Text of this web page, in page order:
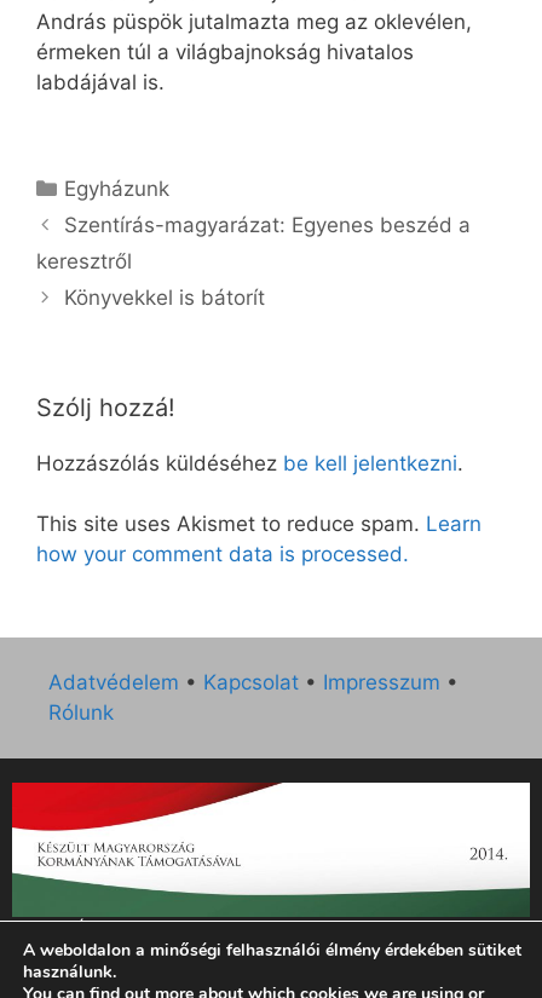
András püspök jutalmazta meg az oklevélen,
érmeken túl a világbajnokság hivatalos
labdájával is.
Kategória
Egyházunk
Szentírás-magyarázat: Egyenes beszéd a
keresztről
Könyvekkel is bátorít
Szólj hozzá!
Hozzászólás küldéséhez be kell jelentkezni.
This site uses Akismet to reduce spam. Learn
how your comment data is processed.
Adatvédelem • Kapcsolat • Impresszum •
Rólunk
„Az Új Ember katolikus hetilap 2014. évi működésének
támogatását az EGYH-KCP-14-P-0121 sz. támogatási
szerződés keretében 3 000 000 Ft összegben támogatta az
A weboldalon a minőségi felhasználói élmény érdekében sütiket
használunk.